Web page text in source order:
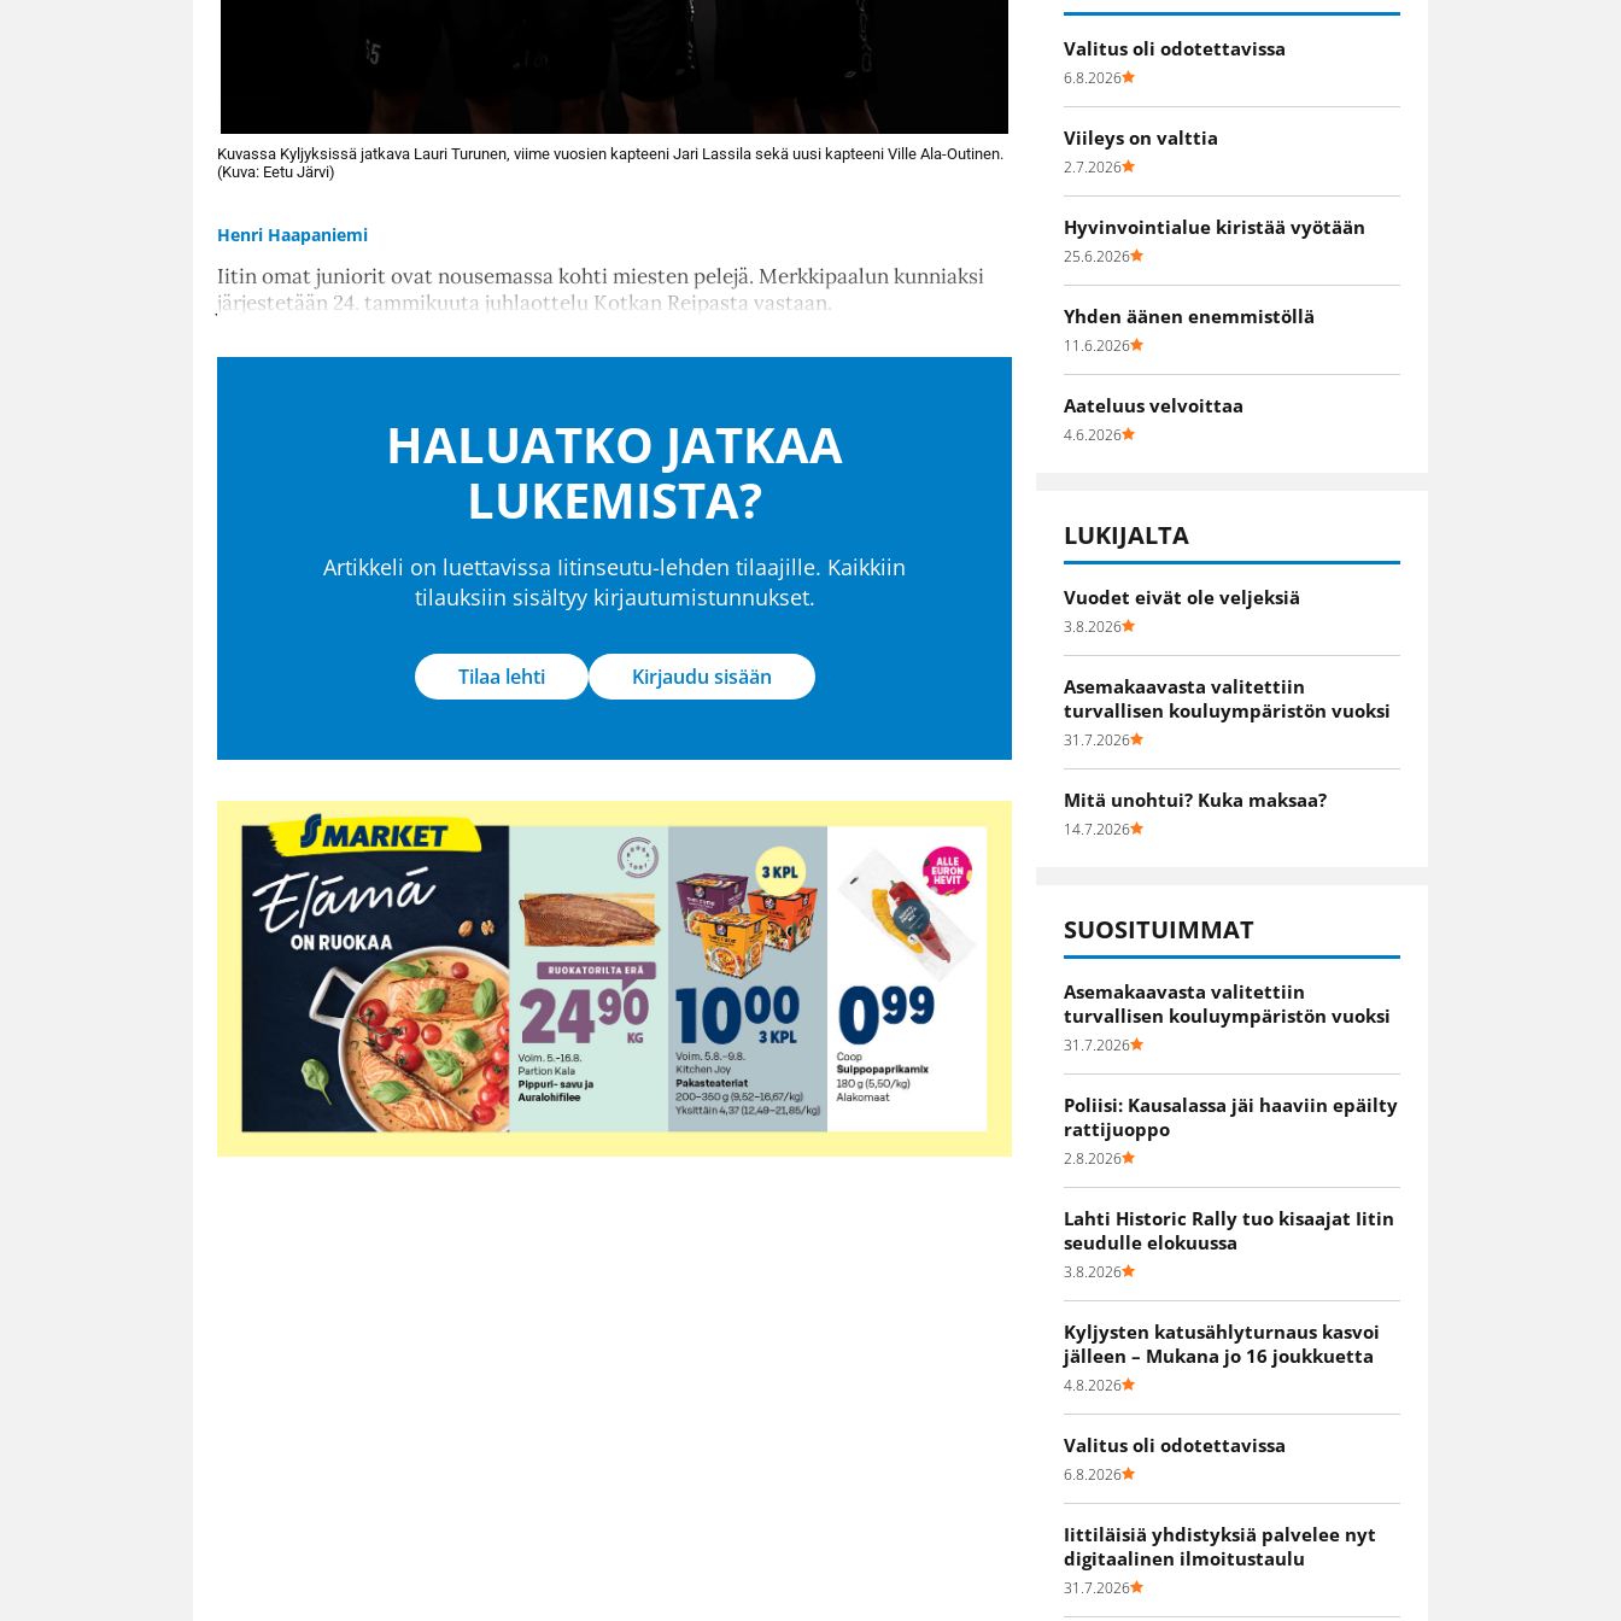
Kuvassa Kyljyksissä jatkava Lauri Turunen, viime vuosien kapteeni Jari Lassila sekä uusi kapteeni Ville Ala-Outinen.
(Kuva: Eetu Järvi)
Henri Haapaniemi
Iitin omat juniorit ovat nousemassa kohti miesten pelejä. Merkkipaalun kunniaksi
järjestetään 24. tammikuuta juhlaottelu Kotkan Reipasta vastaan.
HALUATKO JATKAA
LUKEMISTA?
Artikkeli on luettavissa Iitinseutu-lehden tilaajille. Kaikkiin
tilauksiin sisältyy kirjautumistunnukset.
Tilaa lehti Kirjaudu sisään
Valitus oli odotettavissa
6.8.2026
Viileys on valttia
2.7.2026
Hyvinvointialue kiristää vyötään
25.6.2026
Yhden äänen enemmistöllä
11.6.2026
Aateluus velvoittaa
4.6.2026
LUKIJALTA
Vuodet eivät ole veljeksiä
3.8.2026
Asemakaavasta valitettiin
turvallisen kouluympäristön vuoksi
31.7.2026
Mitä unohtui? Kuka maksaa?
14.7.2026
SUOSITUIMMAT
Asemakaavasta valitettiin
turvallisen kouluympäristön vuoksi
31.7.2026
Poliisi: Kausalassa jäi haaviin epäilty
rattijuoppo
2.8.2026
Lahti Historic Rally tuo kisaajat Iitin
seudulle elokuussa
3.8.2026
Kyljysten katusählyturnaus kasvoi
jälleen – Mukana jo 16 joukkuetta
4.8.2026
Valitus oli odotettavissa
6.8.2026
Iittiläisiä yhdistyksiä palvelee nyt
digitaalinen ilmoitustaulu
31.7.2026